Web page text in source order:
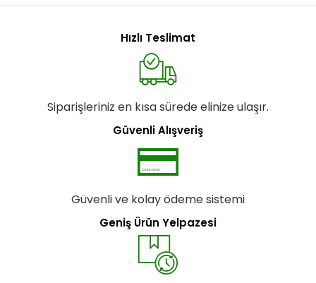
Hızlı Teslimat
Siparişleriniz en kısa sürede elinize ulaşır.
Güvenli Alışveriş
Güvenli ve kolay ödeme sistemi
Geniş Ürün Yelpazesi